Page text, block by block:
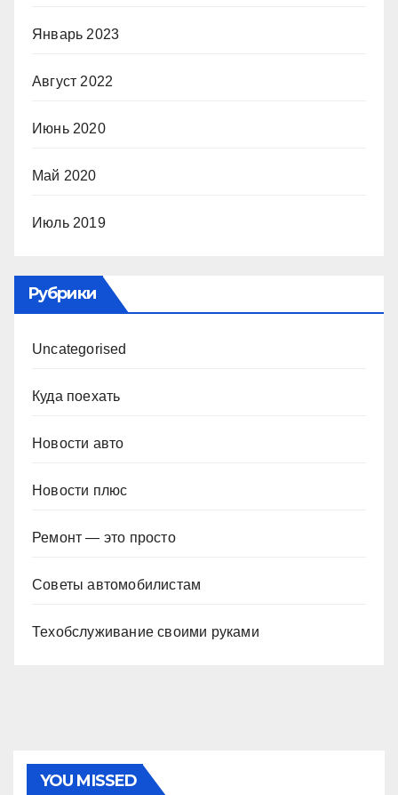
Январь 2023
Август 2022
Июнь 2020
Май 2020
Июль 2019
Рубрики
Uncategorised
Куда поехать
Новости авто
Новости плюс
Ремонт — это просто
Советы автомобилистам
Техобслуживание своими руками
YOU MISSED